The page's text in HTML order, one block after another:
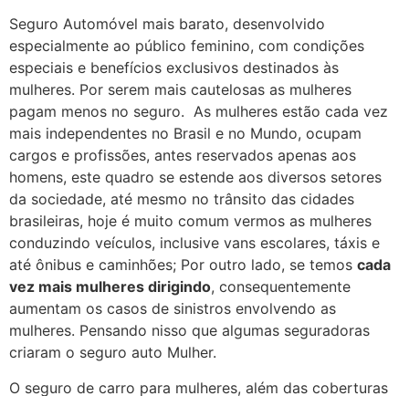
Seguro Automóvel mais barato, desenvolvido
especialmente ao público feminino, com condições
especiais e benefícios exclusivos destinados às
mulheres. Por serem mais cautelosas as mulheres
pagam menos no seguro. As mulheres estão cada vez
mais independentes no Brasil e no Mundo, ocupam
cargos e profissões, antes reservados apenas aos
homens, este quadro se estende aos diversos setores
da sociedade, até mesmo no trânsito das cidades
brasileiras, hoje é muito comum vermos as mulheres
conduzindo veículos, inclusive vans escolares, táxis e
até ônibus e caminhões; Por outro lado, se temos cada
vez mais mulheres dirigindo, consequentemente
aumentam os casos de sinistros envolvendo as
mulheres. Pensando nisso que algumas seguradoras
criaram o seguro auto Mulher.
O seguro de carro para mulheres, além das coberturas